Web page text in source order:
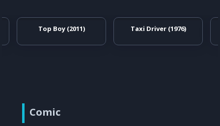
Top Boy (2011) Taxi Driver (1976)
Comic